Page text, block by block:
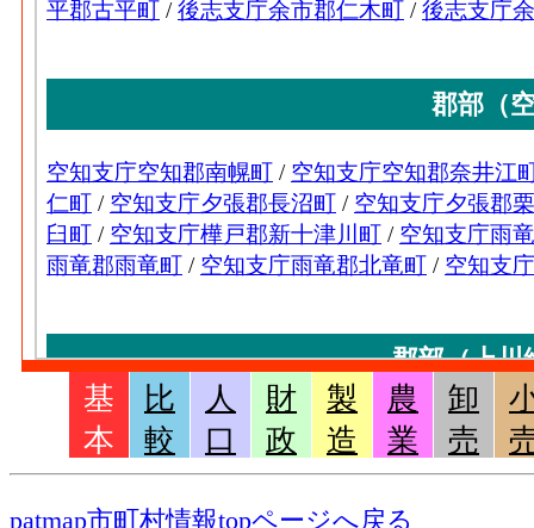
基
本
比
較
人
口
財
政
製
造
農
業
卸
売
patmap市町村情報topページへ戻る